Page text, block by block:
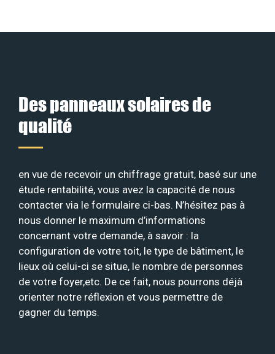
Des panneaux solaires de
qualité
en vue de recevoir un chiffrage gratuit, basé sur une
étude rentabilité, vous avez la capacité de nous
contacter via le formulaire ci-bas. N’hésitez pas à
nous donner le maximum d’informations
concernant votre demande, à savoir : la
configuration de votre toit, le type de bâtiment, le
lieux où celui-ci se situe, le nombre de personnes
de votre foyer,etc. De ce fait, nous pourrons déjà
orienter notre réflexion et vous permettre de
gagner du temps.